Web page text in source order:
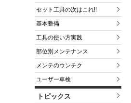
セット工具の次はこれ!!
基本整備
工具の使い方実践
部位別メンテナンス
メンテのウンチク
ユーザー車検
トピックス